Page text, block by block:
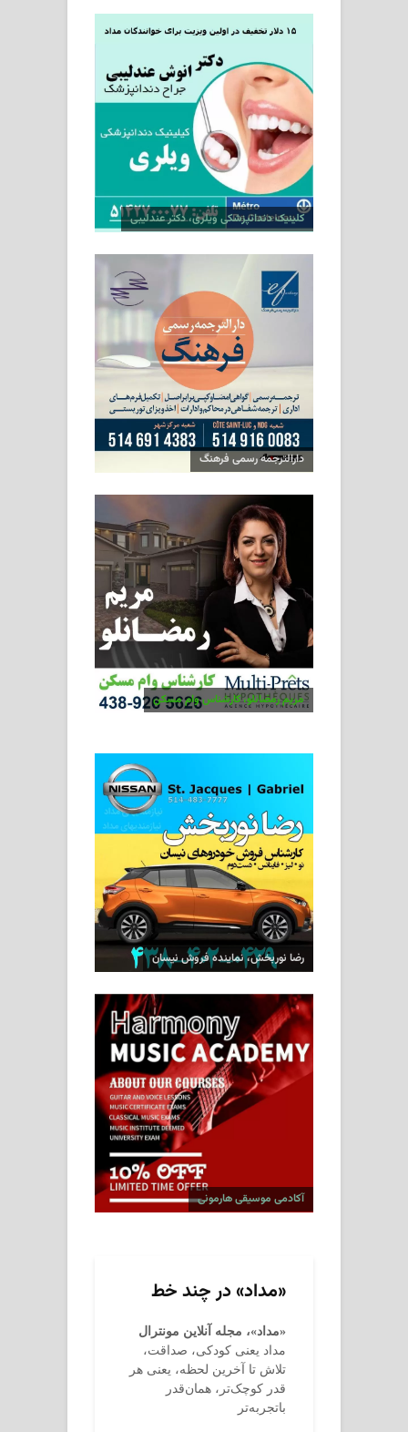
کلینیک دندانپزشکی ویلری، دکتر عندلیبی
دارالترجمه رسمی فرهنگ
مریم رمضانلو، کارشناس وام مسکن
رضا نوربخش، نماینده فروش نیسان
آکادمی موسیقی هارمونی
«مداد» در چند خط
«مداد»، مجله آنلاین مونترال
مداد یعنی کودکی، صداقت،
تلاش تا آخرین لحظه، یعنی هر
قدر کوچک‌تر، همان‌قدر
باتجربه‌تر